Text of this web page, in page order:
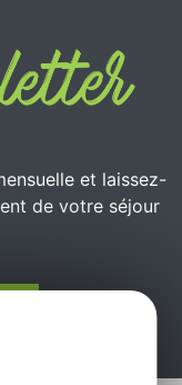
et laissez-
de votre séjour